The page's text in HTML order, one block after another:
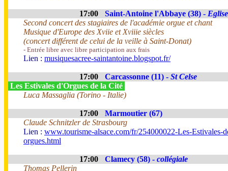
17:00 Saint-Antoine l'Abbaye (38) -
Second concert des stagiaires de l'académie orgue et chant
Musique d'Europe des Xviie et Xviiie siècles
(concert différent de celui de la veille à Saint-Donat)
- Entrée libre avec libre participation aux frais
Lien : musiquesacree-saintantoine.blogspot.fr/
17:00 Carcassonne (11) - St Celse
Les Estivales d'Orgues de la Cité
Luca Massaglia (Torino - Italie)
17:00
Marmoutier (67)
Claude Schnitzler de Strasbourg
Lien : www.tourisme-alsace.com/fr/254000022-Les-Estivales-
orgues.html
17:00 Clamecy (58) - collégiale
Thomas Pellerin